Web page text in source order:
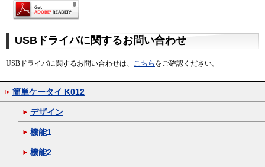
USBドライバに関するお問い合わせ
USBドライバに関するお問い合わせは、 こちら をご確認ください。
簡単ケータイ K012
デザイン
機能1
機能2